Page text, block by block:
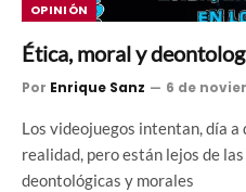
OPINIÓN
Ética, moral y
Por Enrique Sanz 6 de
Los videojuegos intentan, día a
realidad, pero están lejos de
deontológicas y morales